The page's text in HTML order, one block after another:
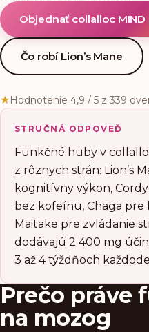
Objednať collalloc MIND
Čo robí Lion’s Mane
★Hodnotenie 4,9 / 5 z 339
STRUČNÁ ODPOVEĎ
Funkčné huby v
z rôznych strán: Lion’s
kognitívny výkon,
bez kofeínu, Chaga
Maitake pre zvládanie
dodávajú 2 400 mg
3 až 4 týždňoch
Prečo práve
na mozog